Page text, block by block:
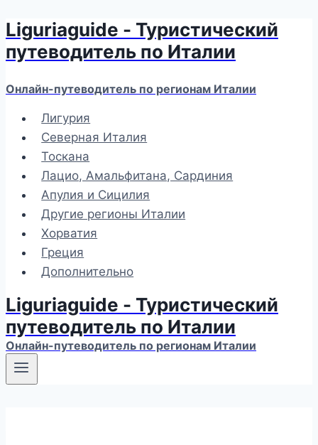
Перейти
к
содержимому
Liguriaguide - Туристический
путеводитель по Италии
Онлайн-путеводитель по регионам Италии
Лигурия
Северная Италия
Тоскана
Лацио, Амальфитана, Сардиния
Апулия и Сицилия
Другие регионы Италии
Хорватия
Греция
Дополнительно
Liguriaguide - Туристический
путеводитель по Италии
Онлайн-путеводитель по регионам Италии